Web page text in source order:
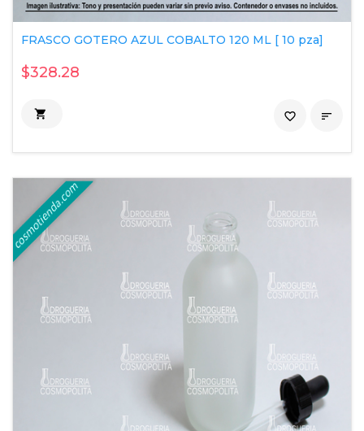
FRASCO GOTERO AZUL COBALTO 120 ML [ 10 pza]
$328.28
 
favorite_border